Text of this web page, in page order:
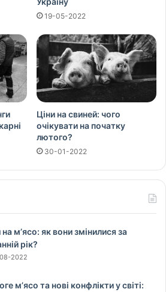
19-05-2022
Ціни на свиней: чого
очікувати на початку
лютого?
30-01-2022
на м’ясо: як вони змінилися за
рік?
2022
м’ясо та нові конфлікти у світі: